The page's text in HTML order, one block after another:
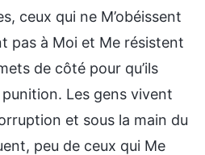
ceux qui ne M’obéissent
pas à Moi et Me résistent
de côté pour qu’ils
Les gens vivent
et sous la main du
peu de ceux qui Me